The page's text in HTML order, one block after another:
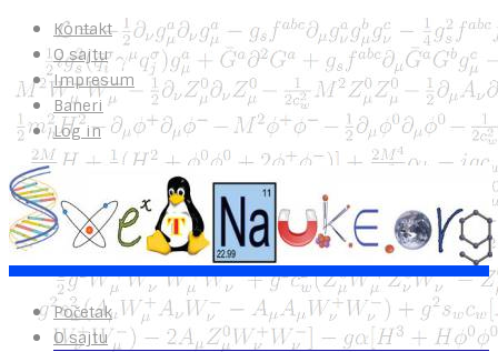
Kontakt
O sajtu
Impresum
Baneri
Log in
Početak
O sajtu